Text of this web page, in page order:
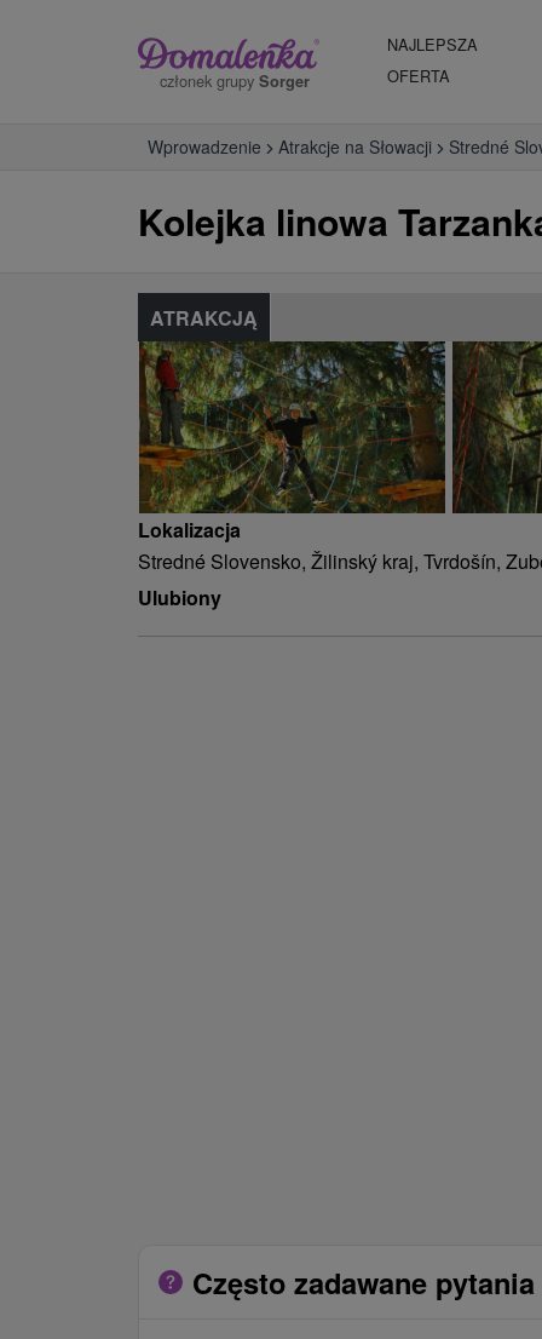
członek grupy Sorger
NAJLEPSZA
OFERTA
Wprowadzenie Atrakcje na Słowacji Stredné
Kolejka linowa
ATRAKCJĄ
Lokalizacja
Stredné Slovensko, Žilinský kraj, Tvrdošín,
Ulubiony
Często zadawane